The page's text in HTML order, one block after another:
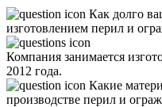
Как долго
изготовлением перил и
Компания занимается
2012 года.
Какие
производстве перил и